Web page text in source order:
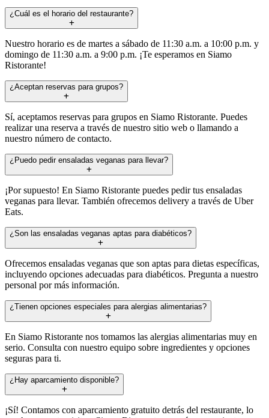
¿Cuál es el horario del restaurante?
Nuestro horario es de martes a sábado de 11:30 a.m. a 10:00 p.m. y
domingo de 11:30 a.m. a 9:00 p.m. ¡Te esperamos en Siamo
Ristorante!
¿Aceptan reservas para grupos?
Sí, aceptamos reservas para grupos en Siamo Ristorante. Puedes
realizar una reserva a través de nuestro sitio web o llamando a
nuestro número de contacto.
¿Puedo pedir ensaladas veganas para llevar?
¡Por supuesto! En Siamo Ristorante puedes pedir tus ensaladas
veganas para llevar. También ofrecemos delivery a través de Uber
Eats.
¿Son las ensaladas veganas aptas para diabéticos?
Ofrecemos ensaladas veganas que son aptas para dietas específicas,
incluyendo opciones adecuadas para diabéticos. Pregunta a nuestro
personal por más información.
¿Tienen opciones especiales para alergias alimentarias?
En Siamo Ristorante nos tomamos las alergias alimentarias muy en
serio. Consulta con nuestro equipo sobre ingredientes y opciones
seguras para ti.
¿Hay aparcamiento disponible?
¡Sí! Contamos con aparcamiento gratuito detrás del restaurante, lo